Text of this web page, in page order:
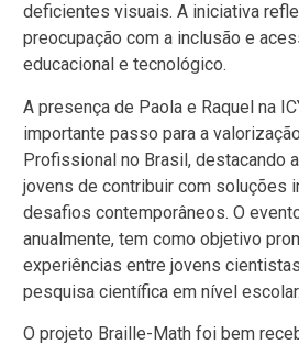
deficientes visuais. A iniciativa
preocupação com a inclusão e
educacional e tecnológico.
A presença de Paola e Raquel na
importante passo para a
Profissional no Brasil, destacando
jovens de contribuir com soluções
desafios contemporâneos. O
anualmente, tem como objetivo
experiências entre jovens
pesquisa científica em nível escolar.
O projeto Braille-Math foi bem